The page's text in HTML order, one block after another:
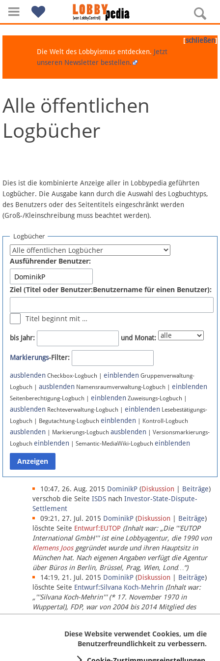
Navigation
Über Lobbypedia
Artikel nach Kategorien
FAQ
Fördermitglied werden
Fehler melden
Newsletter
Bluesky
Facebook
Instagram
Anmelden
Datenschutz
Über Lobbypedia
Impressum
[schließen]
Die Welt des Lobbyismus entdecken. Jetzt
unseren Newsletter bestellen.
Alle öffentlichen
Logbücher
Dies ist die kombinierte Anzeige aller in Lobbypedia geführten
Logbücher. Die Ausgabe kann durch die Auswahl des Logbuchtyps,
des Benutzers oder des Seitentitels eingeschränkt werden
(Groß-/Kleinschreibung muss beachtet werden).
Logbücher
Ausführender Benutzer:
Ziel (Titel oder Benutzer:Benutzername für einen Benutzer):
Titel beginnt mit …
bis Jahr: und Monat:
Markierungs-Filter:
ausblenden Checkbox-Logbuch | einblenden Gruppenverwaltung-
Logbuch | ausblenden Namensraumverwaltung-Logbuch | einblenden
Seitenberechtigung-Logbuch | einblenden Zuweisungs-Logbuch |
ausblenden Rechteverwaltung-Logbuch | einblenden Lesebestätigungs-
Logbuch | Begutachtung-Logbuch einblenden | Kontroll-Logbuch
ausblenden | Markierungs-Logbuch ausblenden | Versionsmarkierungs-
Logbuch einblenden | Semantic-MediaWiki-Logbuch einblenden
10:47, 26. Aug. 2015 DominikP (Diskussion Beiträge)
verschob die Seite ISDS nach Investor-State-Dispute-
Settlement
09:21, 27. Jul. 2015 DominikP (Diskussion Beiträge)
löschte Seite Entwurf:EUTOP (Inhalt war: „Die '''EUTOP
International GmbH''' ist eine Lobbyagentur, die 1990 von
Klemens Joosgegründet wurde und ihren Hauptsitz in
München hat. Nach eigenen Angaben verfügt die Agentur
über Büros in Berlin, Brüssel, Prag, Wien, Lond…“)
14:19, 21. Jul. 2015 DominikP (Diskussion Beiträge)
löschte Seite Entwurf:Silvana Koch-Mehrin (Inhalt war:
„'''Silvana Koch-Mehrin''' (* 17. November 1970 in
Wuppertal), FDP, war von 2004 bis 2014 Mitglied des
Europäischen Parlaments, seit November 2014 ist sie für
Diese Website verwendet Cookies, um die
Benutzerfreundlichkeit zu verbessern.